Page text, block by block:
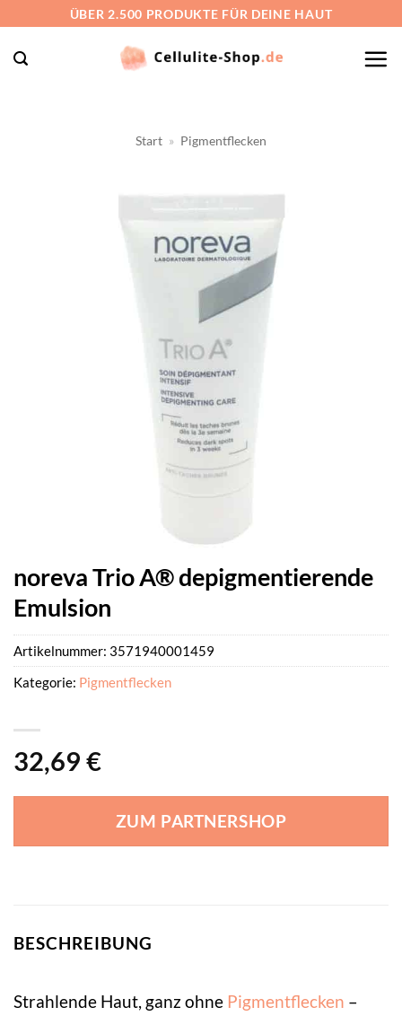
springen
ÜBER 2.500 PRODUKTE FÜR DEINE HAUT
Start » Pigmentflecken
noreva Trio A® depigmentierende
Emulsion
32,69 €
ZUM PARTNERSHOP
Artikelnummer: 3571940001459
Kategorie: Pigmentflecken
BESCHREIBUNG
Strahlende Haut, ganz ohne Pigmentflecken –